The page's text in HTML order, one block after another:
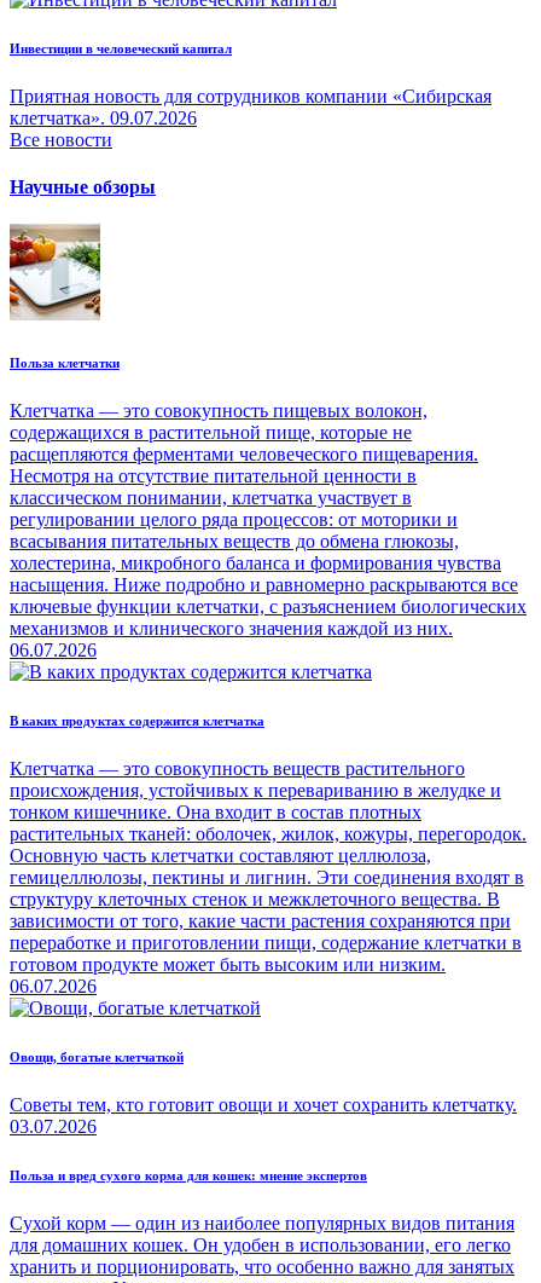
Инвестиции в человеческий капитал
Приятная новость для сотрудников компании «Сибирская
клетчатка». 09.07.2026
Все новости
Научные обзоры
Польза клетчатки
Клетчатка — это совокупность пищевых волокон,
содержащихся в растительной пище, которые не
расщепляются ферментами человеческого пищеварения.
Несмотря на отсутствие питательной ценности в
классическом понимании, клетчатка участвует в
регулировании целого ряда процессов: от моторики и
всасывания питательных веществ до обмена глюкозы,
холестерина, микробного баланса и формирования чувства
насыщения. Ниже подробно и равномерно раскрываются все
ключевые функции клетчатки, с разъяснением биологических
механизмов и клинического значения каждой из них.
06.07.2026
В каких продуктах содержится клетчатка
Клетчатка — это совокупность веществ растительного
происхождения, устойчивых к перевариванию в желудке и
тонком кишечнике. Она входит в состав плотных
растительных тканей: оболочек, жилок, кожуры, перегородок.
Основную часть клетчатки составляют целлюлоза,
гемицеллюлозы, пектины и лигнин. Эти соединения входят в
структуру клеточных стенок и межклеточного вещества. В
зависимости от того, какие части растения сохраняются при
переработке и приготовлении пищи, содержание клетчатки в
готовом продукте может быть высоким или низким.
06.07.2026
Овощи, богатые клетчаткой
Советы тем, кто готовит овощи и хочет сохранить клетчатку.
03.07.2026
Польза и вред сухого корма для кошек: мнение экспертов
Сухой корм — один из наиболее популярных видов питания
для домашних кошек. Он удобен в использовании, его легко
хранить и порционировать, что особенно важно для занятых